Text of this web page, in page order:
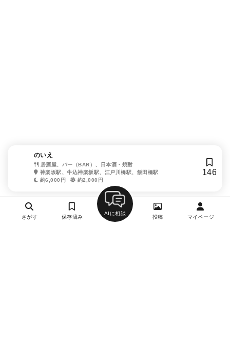
のいえ
居酒屋、バー（BAR）、日本酒・焼酎
神楽坂駅、牛込神楽坂駅、江戸川橋駅、飯田橋駅
約6,000円
約2,000円
146
さがす 保存済み
AIに相談
投稿 マイページ